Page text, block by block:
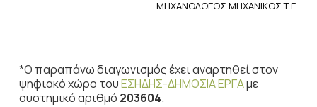
ΜΗΧΑΝΟΛΟΓΟΣ ΜΗΧΑΝΙΚΟΣ Τ.Ε.
*Ο παραπάνω διαγωνισμός έχει αναρτηθεί στον
ψηφιακό χώρο τουΕΣΗΔΗΣ-ΔΗΜΟΣΙΑ ΕΡΓΑμε
συστημικό αριθμό 203604.